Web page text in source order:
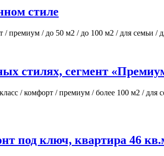
стиле
/ премиум / до 50 м2 / до 100 м2 / для семьи
стилях, сегмент
/ комфорт / премиум / более 100 м2 /
под ключ, квартира 46